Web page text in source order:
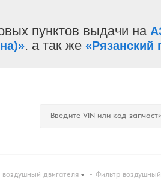
пунктов выдачи на
. а так же «Рязанский
воздушный двигателя - Фильтр